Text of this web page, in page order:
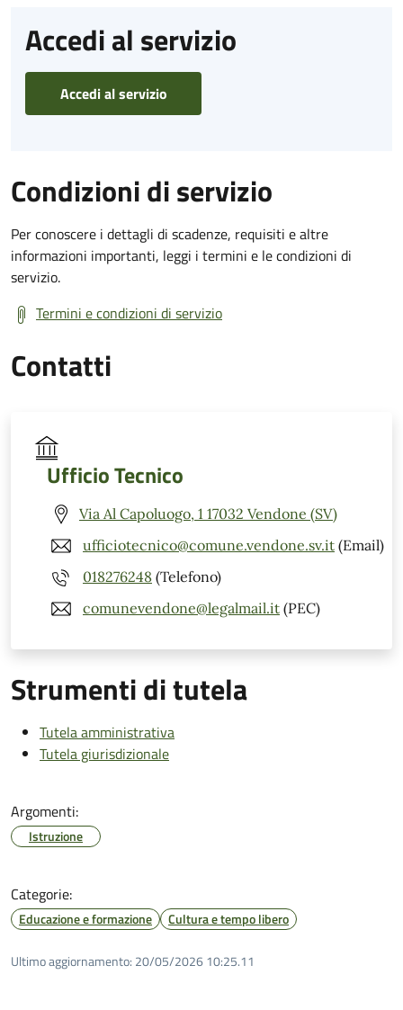
Accedi al servizio
Accedi al servizio
Condizioni di servizio
Per conoscere i dettagli di scadenze, requisiti e altre
informazioni importanti, leggi i termini e le condizioni di
servizio.
Termini e condizioni di servizio
Contatti
Ufficio Tecnico
Via Al Capoluogo, 1 17032 Vendone (SV)
ufficiotecnico@comune.vendone.sv.it (Email)
018276248 (Telefono)
comunevendone@legalmail.it (PEC)
Strumenti di tutela
Tutela amministrativa
Tutela giurisdizionale
Argomenti:
Istruzione
Categorie:
Educazione e formazione Cultura e tempo libero
Ultimo aggiornamento: 20/05/2026 10:25.11